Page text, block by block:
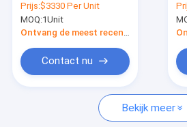
Neem contact met ons op
Nieuws
Hydro Cooling 31W/T
BTC Miner
Prijs:$3330 Per Unit
MOQ:1Unit
Ontvang de meest recente Prijs
Contact nu
Bekijk meer